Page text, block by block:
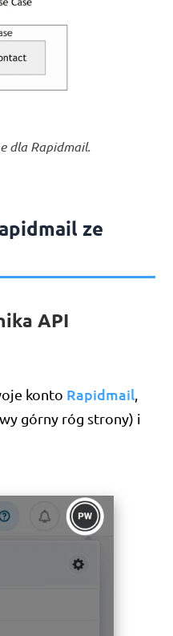
dla Rapidmail.
ze
API
konto Rapidmail
górny róg strony) i